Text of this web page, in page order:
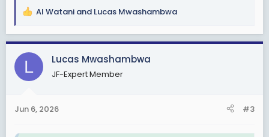
R
a
c
i
s
Al Watani and Lucas Mwashambwa
L Lucas Mwashambwa
JF-Expert Member
Jun 6, 2026 #3